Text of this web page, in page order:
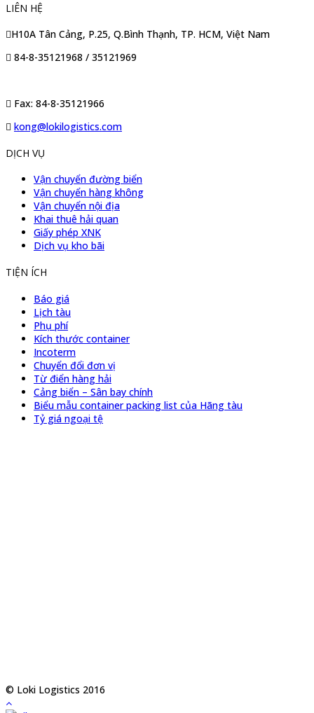
LIÊN HỆ
H10A Tân Cảng, P.25, Q.Bình Thạnh, TP. HCM, Việt Nam
84-8-35121968 / 35121969
Fax: 84-8-35121966
kong@lokilogistics.com
DỊCH VỤ
Vận chuyển đường biển
Vận chuyển hàng không
Vận chuyển nội địa
Khai thuê hải quan
Giấy phép XNK
Dịch vụ kho bãi
TIỆN ÍCH
Báo giá
Lịch tàu
Phụ phí
Kích thước container
Incoterm
Chuyển đổi đơn vị
Từ điển hàng hải
Cảng biển – Sân bay chính
Biểu mẫu container packing list của Hãng tàu
Tỷ giá ngoại tệ
© Loki Logistics 2016